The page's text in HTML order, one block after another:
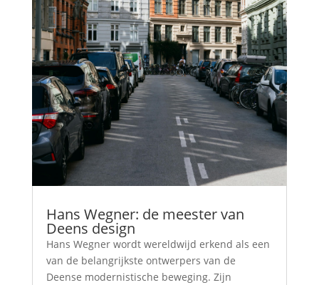
Hans Wegner: de meester van
Deens design
Hans Wegner wordt wereldwijd erkend als een
van de belangrijkste ontwerpers van de
Deense modernistische beweging. Zijn